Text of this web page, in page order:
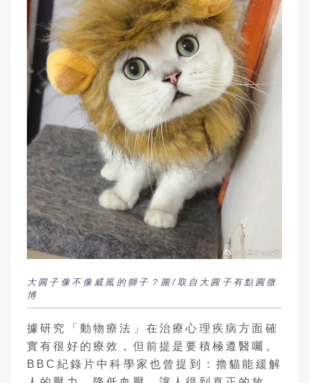
大圓子像不像威風的獅子？圖/取自大圓子有點圓微
博
據研究「動物療法」在治療心理疾病方面確
實有很好的療效，但前提是要積極遵醫囑。
BBC紀錄片中科學家也曾提到：擼貓能緩解